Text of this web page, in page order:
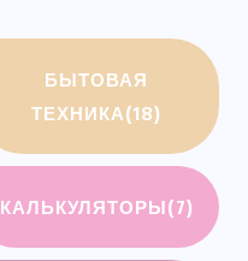
БЫТОВАЯ
ТЕХНИКА(18)
КАЛЬКУЛЯТОРЫ(7)